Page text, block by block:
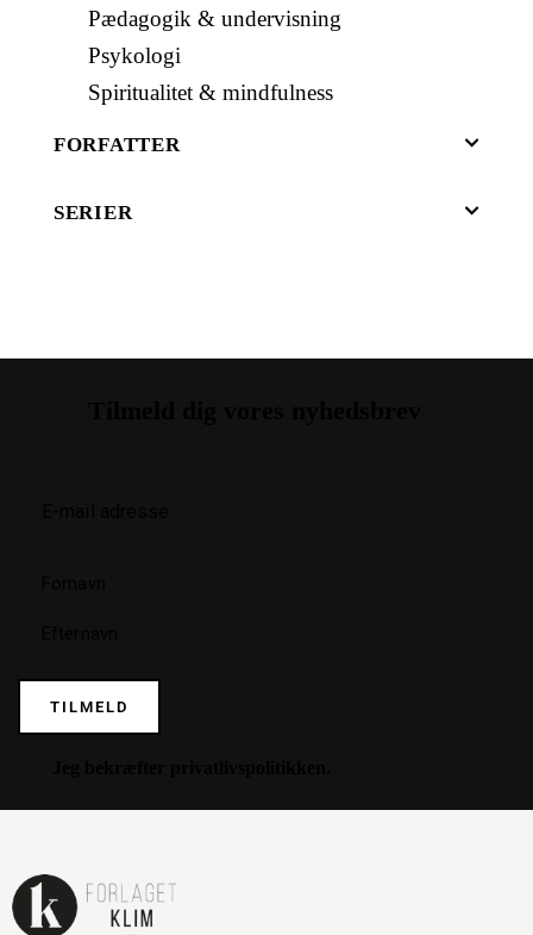
Pædagogik & undervisning
Psykologi
Spiritualitet & mindfulness
FORFATTER
SERIER
TILMELD